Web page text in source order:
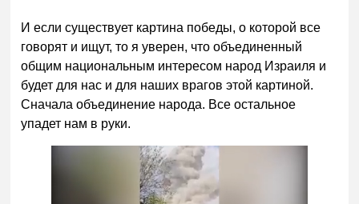
И если существует картина победы, о которой все
говорят и ищут, то я уверен, что объединенный
общим национальным интересом народ Израиля и
будет для нас и для наших врагов этой картиной.
Сначала объединение народа. Все остальное
упадет нам в руки.